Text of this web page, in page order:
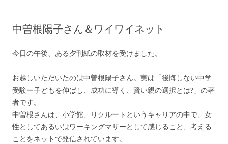
中曽根陽子さん＆ワイワイネット
今日の午後、ある夕刊紙の取材を受けました。
お越しいただいたのは中曽根陽子さん。実は「後悔しない中学
受験ー子どもを伸ばし、成功に導く、賢い親の選択とは?」の著
者です。
中曽根さんは、小学館、リクルートというキャリアの中で、女
性としてあるいはワーキングマザーとして感じること、考える
ことをネットで発信されています。